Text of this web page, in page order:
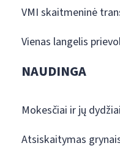
VMI skaitmeninė
Vienas langelis
NAUDINGA
Mokesčiai ir jų dydžiai
Atsiskaitymas